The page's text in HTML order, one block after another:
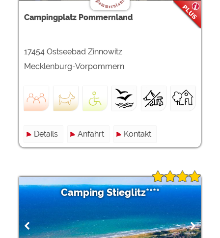
Campingplatz Pommernland
17454 Ostseebad Zinnowitz
Mecklenburg-Vorpommern
Details Anfahrt Kontakt
Camping Stieglitz****